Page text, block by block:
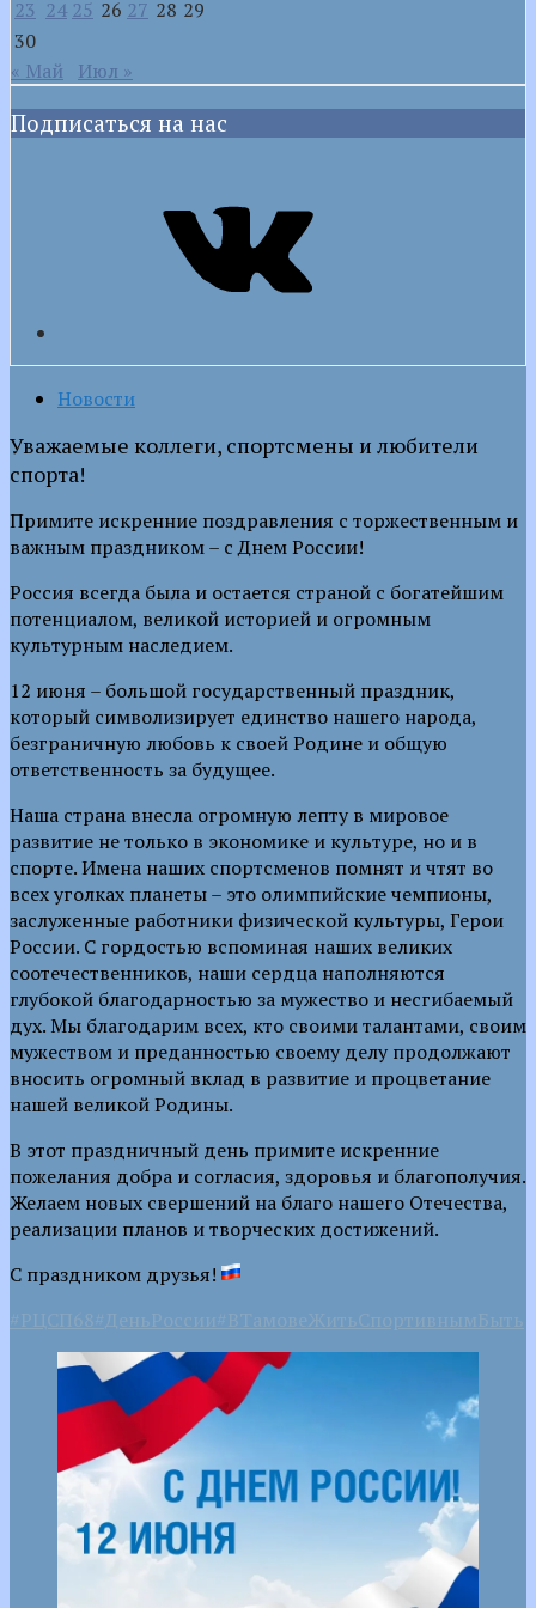
23 24 25 26 27 28 29
30
« Май
Июл »
Подписаться на нас
Новости
Уважаемые коллеги, спортсмены и любители
спорта!
Примите искренние поздравления с торжественным и
важным праздником – с Днем России!
Россия всегда была и остается страной с богатейшим
потенциалом, великой историей и огромным
культурным наследием.
12 июня – большой государственный праздник,
который символизирует единство нашего народа,
безграничную любовь к своей Родине и общую
ответственность за будущее.
Наша страна внесла огромную лепту в мировое
развитие не только в экономике и культуре, но и в
спорте. Имена наших спортсменов помнят и чтят во
всех уголках планеты – это олимпийские чемпионы,
заслуженные работники физической культуры, Герои
России. С гордостью вспоминая наших великих
соотечественников, наши сердца наполняются
глубокой благодарностью за мужество и несгибаемый
дух. Мы благодарим всех, кто своими талантами, своим
мужеством и преданностью своему делу продолжают
вносить огромный вклад в развитие и процветание
нашей великой Родины.
В этот праздничный день примите искренние
пожелания добра и согласия, здоровья и благополучия.
Желаем новых свершений на благо нашего Отечества,
реализации планов и творческих достижений.
С праздником друзья!
#РЦСП68 #ДеньРоссии #ВТамовеЖитьСпортивнымБыть